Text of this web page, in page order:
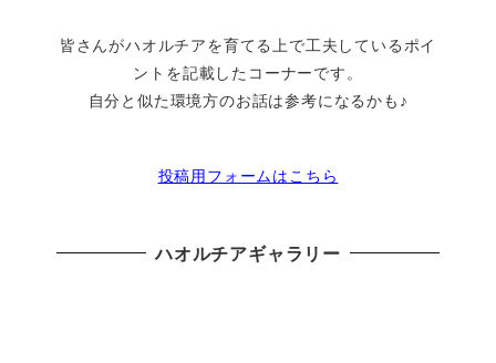
皆さんがハオルチアを育てる上で工夫しているポイ
ントを記載したコーナーです。
自分と似た環境方のお話は参考になるかも♪
投稿用フォームはこちら
ハオルチアギャラリー